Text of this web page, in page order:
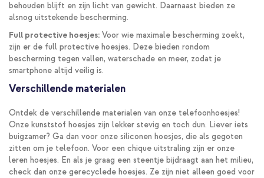
behouden blijft en zijn licht van gewicht. Daarnaast bieden ze
alsnog uitstekende bescherming.
Full protective hoesjes: Voor wie maximale bescherming zoekt,
zijn er de full protective hoesjes. Deze bieden rondom
bescherming tegen vallen, waterschade en meer, zodat je
smartphone altijd veilig is.
Verschillende materialen
Ontdek de verschillende materialen van onze telefoonhoesjes!
Onze kunststof hoesjes zijn lekker stevig en toch dun. Liever iets
buigzamer? Ga dan voor onze siliconen hoesjes, die als gegoten
zitten om je telefoon. Voor een chique uitstraling zijn er onze
leren hoesjes. En als je graag een steentje bijdraagt aan het milieu,
check dan onze gerecyclede hoesjes. Ze zijn niet alleen goed voor